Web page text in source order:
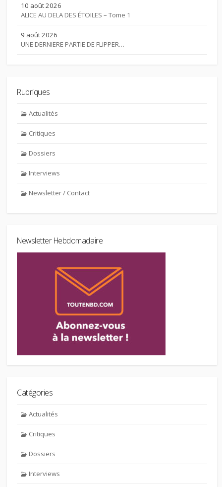
10 août 2026
ALICE AU DELA DES ÉTOILES – Tome 1
9 août 2026
UNE DERNIERE PARTIE DE FLIPPER…
Rubriques
Actualités
Critiques
Dossiers
Interviews
Newsletter / Contact
Newsletter Hebdomadaire
Catégories
Actualités
Critiques
Dossiers
Interviews